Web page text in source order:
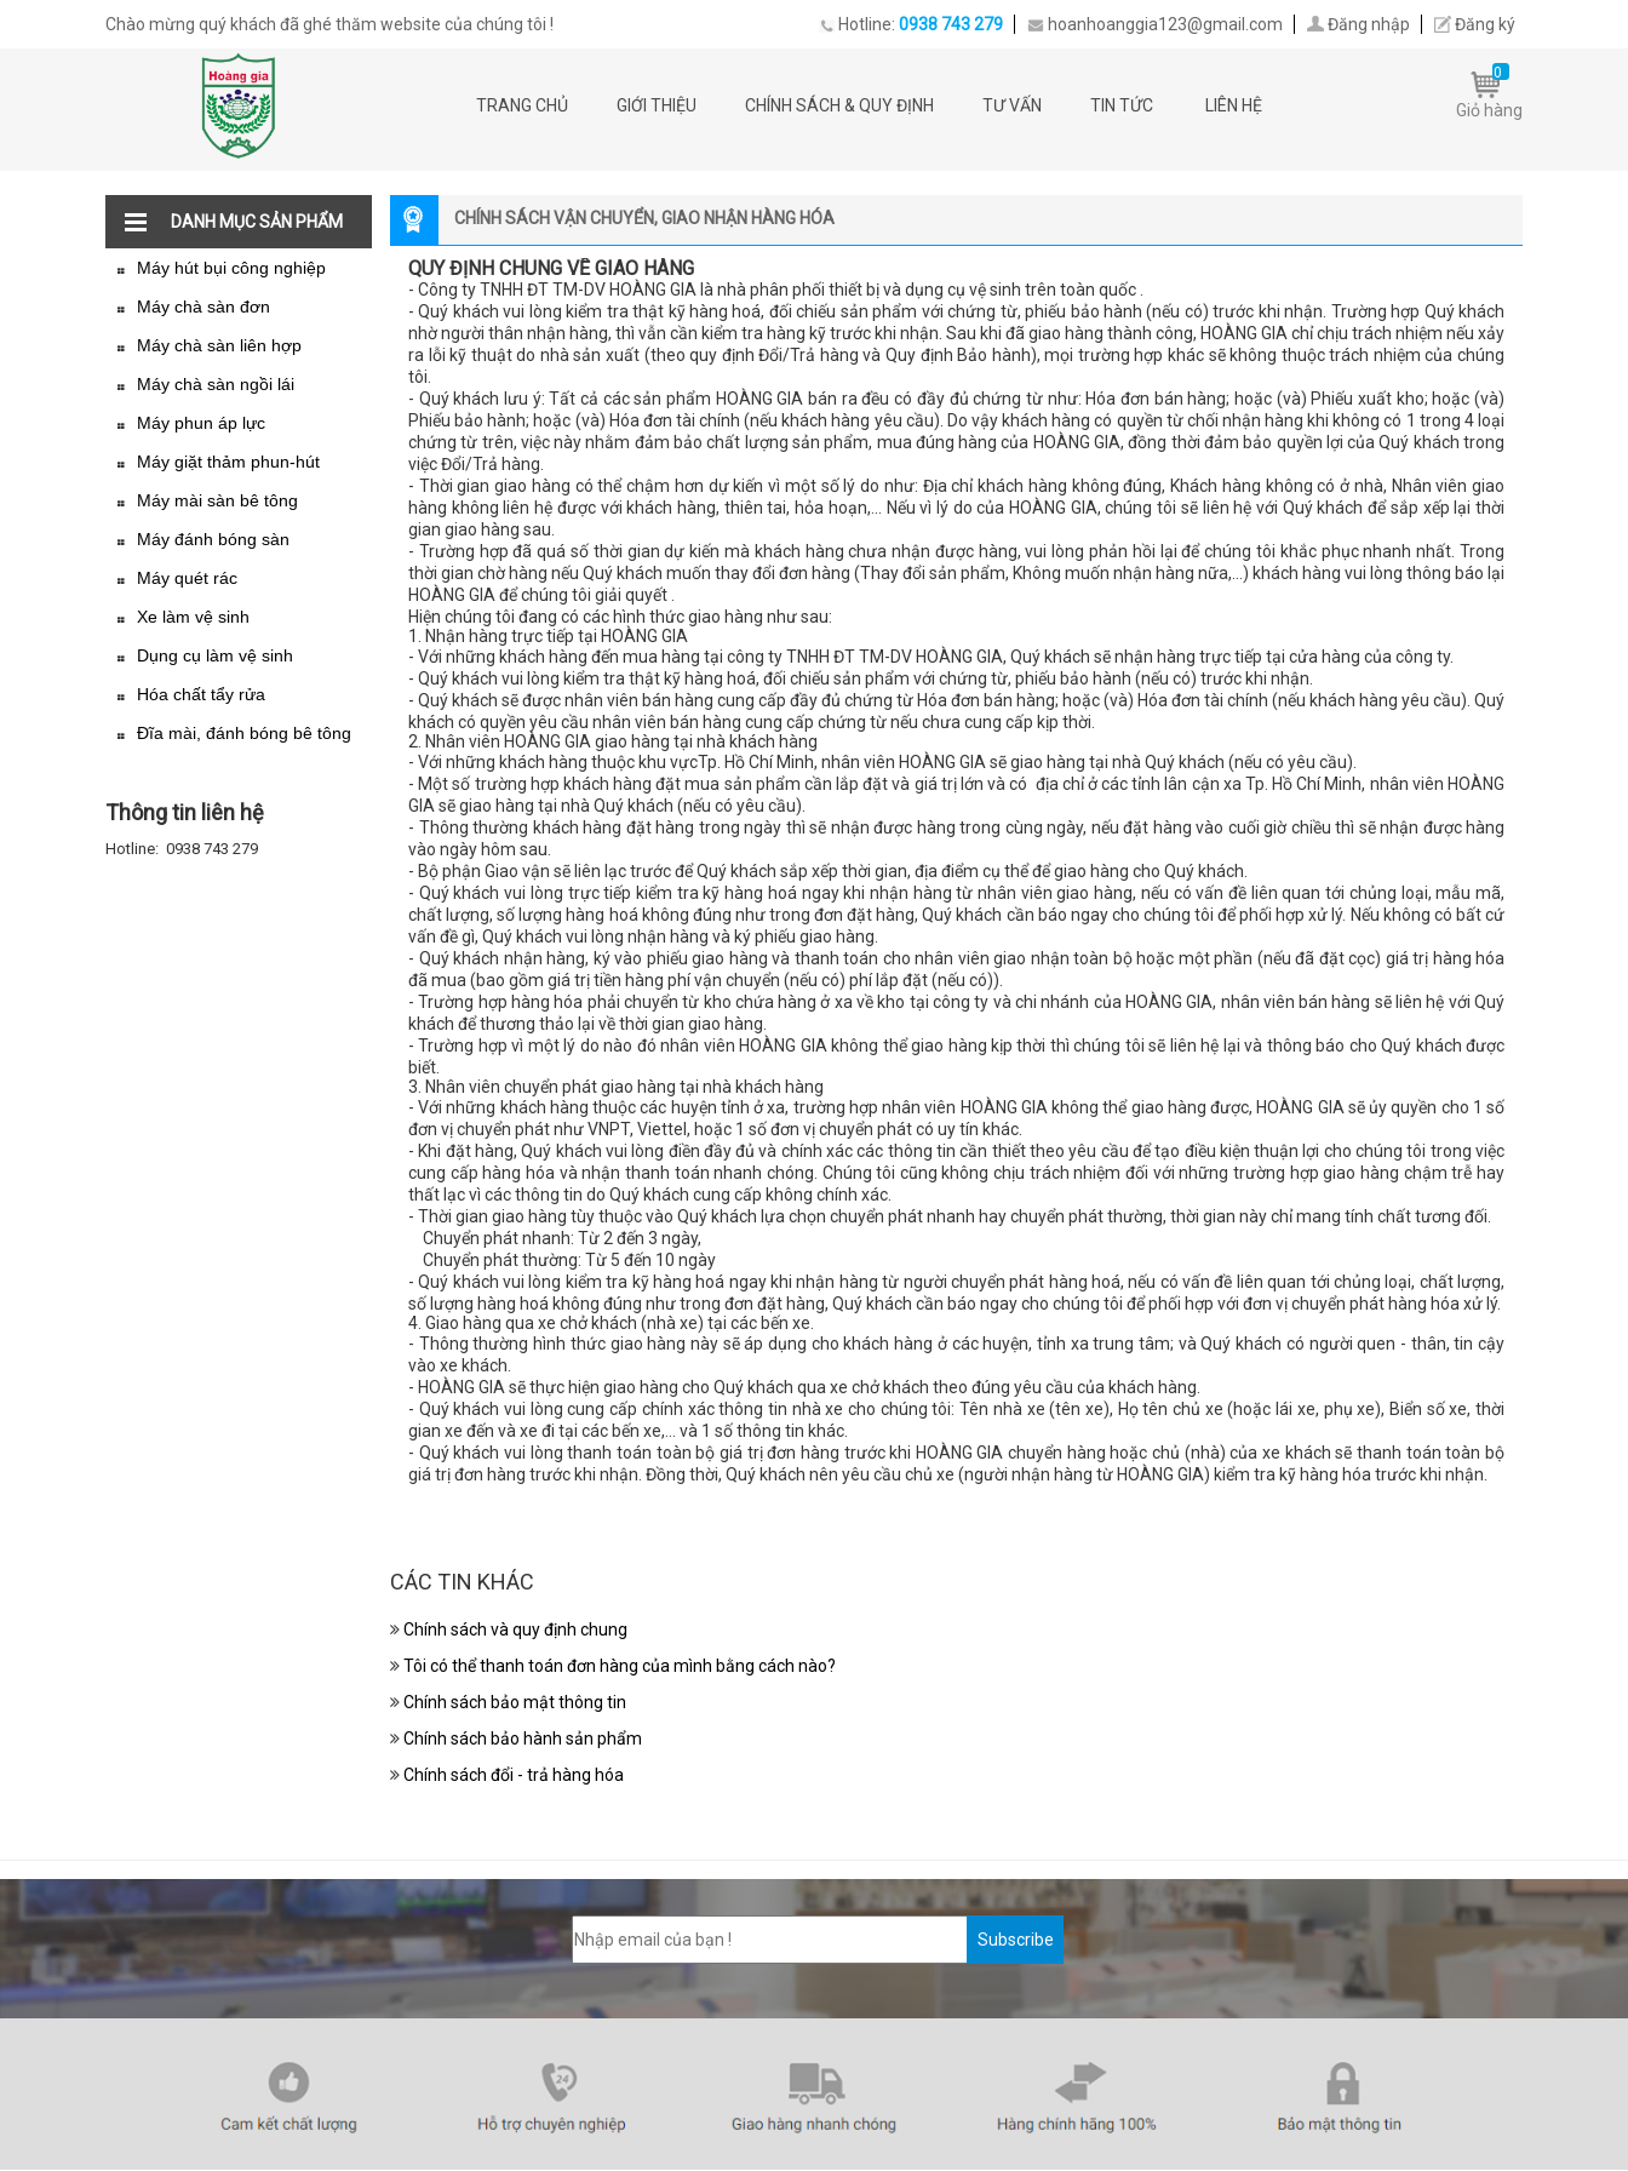
Chào mừng quý khách đã ghé thăm website của chúng tôi ! Hotline: 0938 743 279 hoanhoanggia123@gmail.com Đăng nhập Đăng ký
TRANG CHỦ GIỚI THIỆU CHÍNH SÁCH & QUY ĐỊNH TƯ VẤN TIN TỨC LIÊN HỆ
0
Giỏ hàng
DANH MỤC SẢN PHẨM
Máy hút bụi công nghiệp
Máy chà sàn đơn
Máy chà sàn liên hợp
Máy chà sàn ngồi lái
Máy phun áp lực
Máy giặt thảm phun-hút
Máy mài sàn bê tông
Máy đánh bóng sàn
Máy quét rác
Xe làm vệ sinh
Dụng cụ làm vệ sinh
Hóa chất tẩy rửa
Đĩa mài, đánh bóng bê tông
Thông tin liên hệ
Hotline: 0938 743 279
CHÍNH SÁCH VẬN CHUYỂN, GIAO NHẬN HÀNG HÓA
QUY ĐỊNH CHUNG VỀ GIAO HÀNG
- Công ty TNHH ĐT TM-DV HOÀNG GIA là nhà phân phối thiết bị và dụng cụ vệ sinh trên toàn quốc .
- Quý khách vui lòng kiểm tra thật kỹ hàng hoá, đối chiếu sản phẩm với chứng từ, phiếu bảo hành (nếu có) trước khi nhận. Trường hợp Quý khách
nhờ người thân nhận hàng, thì vẫn cần kiểm tra hàng kỹ trước khi nhận. Sau khi đã giao hàng thành công, HOÀNG GIA chỉ chịu trách nhiệm nếu xảy
ra lỗi kỹ thuật do nhà sản xuất (theo quy định Đổi/Trả hàng và Quy định Bảo hành), mọi trường hợp khác sẽ không thuộc trách nhiệm của chúng
tôi.
- Quý khách lưu ý: Tất cả các sản phẩm HOÀNG GIA bán ra đều có đầy đủ chứng từ như: Hóa đơn bán hàng; hoặc (và) Phiếu xuất kho; hoặc (và)
Phiếu bảo hành; hoặc (và) Hóa đơn tài chính (nếu khách hàng yêu cầu). Do vậy khách hàng có quyền từ chối nhận hàng khi không có 1 trong 4 loại
chứng từ trên, việc này nhằm đảm bảo chất lượng sản phẩm, mua đúng hàng của HOÀNG GIA, đồng thời đảm bảo quyền lợi của Quý khách trong
việc Đổi/Trả hàng.
- Thời gian giao hàng có thể chậm hơn dự kiến vì một số lý do như: Địa chỉ khách hàng không đúng, Khách hàng không có ở nhà, Nhân viên giao
hàng không liên hệ được với khách hàng, thiên tai, hỏa hoạn,... Nếu vì lý do của HOÀNG GIA, chúng tôi sẽ liên hệ với Quý khách để sắp xếp lại thời
gian giao hàng sau.
- Trường hợp đã quá số thời gian dự kiến mà khách hàng chưa nhận được hàng, vui lòng phản hồi lại để chúng tôi khắc phục nhanh nhất. Trong
thời gian chờ hàng nếu Quý khách muốn thay đổi đơn hàng (Thay đổi sản phẩm, Không muốn nhận hàng nữa,...) khách hàng vui lòng thông báo lại
HOÀNG GIA để chúng tôi giải quyết .
Hiện chúng tôi đang có các hình thức giao hàng như sau:
1. Nhận hàng trực tiếp tại HOÀNG GIA
- Với những khách hàng đến mua hàng tại công ty TNHH ĐT TM-DV HOÀNG GIA, Quý khách sẽ nhận hàng trực tiếp tại cửa hàng của công ty.
- Quý khách vui lòng kiểm tra thật kỹ hàng hoá, đối chiếu sản phẩm với chứng từ, phiếu bảo hành (nếu có) trước khi nhận.
- Quý khách sẽ được nhân viên bán hàng cung cấp đầy đủ chứng từ Hóa đơn bán hàng; hoặc (và) Hóa đơn tài chính (nếu khách hàng yêu cầu). Quý
khách có quyền yêu cầu nhân viên bán hàng cung cấp chứng từ nếu chưa cung cấp kịp thời.
2. Nhân viên HOÀNG GIA giao hàng tại nhà khách hàng
- Với những khách hàng thuộc khu vựcTp. Hồ Chí Minh, nhân viên HOÀNG GIA sẽ giao hàng tại nhà Quý khách (nếu có yêu cầu).
- Một số trường hợp khách hàng đặt mua sản phẩm cần lắp đặt và giá trị lớn và có địa chỉ ở các tỉnh lân cận xa Tp. Hồ Chí Minh, nhân viên HOÀNG
GIA sẽ giao hàng tại nhà Quý khách (nếu có yêu cầu).
- Thông thường khách hàng đặt hàng trong ngày thì sẽ nhận được hàng trong cùng ngày, nếu đặt hàng vào cuối giờ chiều thì sẽ nhận được hàng
vào ngày hôm sau.
- Bộ phận Giao vận sẽ liên lạc trước để Quý khách sắp xếp thời gian, địa điểm cụ thể để giao hàng cho Quý khách.
- Quý khách vui lòng trực tiếp kiểm tra kỹ hàng hoá ngay khi nhận hàng từ nhân viên giao hàng, nếu có vấn đề liên quan tới chủng loại, mẫu mã,
chất lượng, số lượng hàng hoá không đúng như trong đơn đặt hàng, Quý khách cần báo ngay cho chúng tôi để phối hợp xử lý. Nếu không có bất cứ
vấn đề gì, Quý khách vui lòng nhận hàng và ký phiếu giao hàng.
- Quý khách nhận hàng, ký vào phiếu giao hàng và thanh toán cho nhân viên giao nhận toàn bộ hoặc một phần (nếu đã đặt cọc) giá trị hàng hóa
đã mua (bao gồm giá trị tiền hàng phí vận chuyển (nếu có) phí lắp đặt (nếu có)).
- Trường hợp hàng hóa phải chuyển từ kho chứa hàng ở xa về kho tại công ty và chi nhánh của HOÀNG GIA, nhân viên bán hàng sẽ liên hệ với Quý
khách để thương thảo lại về thời gian giao hàng.
- Trường hợp vì một lý do nào đó nhân viên HOÀNG GIA không thể giao hàng kịp thời thì chúng tôi sẽ liên hệ lại và thông báo cho Quý khách được
biết.
3. Nhân viên chuyển phát giao hàng tại nhà khách hàng
- Với những khách hàng thuộc các huyện tỉnh ở xa, trường hợp nhân viên HOÀNG GIA không thể giao hàng được, HOÀNG GIA sẽ ủy quyền cho 1 số
đơn vị chuyển phát như VNPT, Viettel, hoặc 1 số đơn vị chuyển phát có uy tín khác.
- Khi đặt hàng, Quý khách vui lòng điền đầy đủ và chính xác các thông tin cần thiết theo yêu cầu để tạo điều kiện thuận lợi cho chúng tôi trong việc
cung cấp hàng hóa và nhận thanh toán nhanh chóng. Chúng tôi cũng không chịu trách nhiệm đối với những trường hợp giao hàng chậm trễ hay
thất lạc vì các thông tin do Quý khách cung cấp không chính xác.
- Thời gian giao hàng tùy thuộc vào Quý khách lựa chọn chuyển phát nhanh hay chuyển phát thường, thời gian này chỉ mang tính chất tương đối.
Chuyển phát nhanh: Từ 2 đến 3 ngày,
Chuyển phát thường: Từ 5 đến 10 ngày
- Quý khách vui lòng kiểm tra kỹ hàng hoá ngay khi nhận hàng từ người chuyển phát hàng hoá, nếu có vấn đề liên quan tới chủng loại, chất lượng,
số lượng hàng hoá không đúng như trong đơn đặt hàng, Quý khách cần báo ngay cho chúng tôi để phối hợp với đơn vị chuyển phát hàng hóa xử lý.
4. Giao hàng qua xe chở khách (nhà xe) tại các bến xe.
- Thông thường hình thức giao hàng này sẽ áp dụng cho khách hàng ở các huyện, tỉnh xa trung tâm; và Quý khách có người quen - thân, tin cậy
vào xe khách.
- HOÀNG GIA sẽ thực hiện giao hàng cho Quý khách qua xe chở khách theo đúng yêu cầu của khách hàng.
- Quý khách vui lòng cung cấp chính xác thông tin nhà xe cho chúng tôi: Tên nhà xe (tên xe), Họ tên chủ xe (hoặc lái xe, phụ xe), Biển số xe, thời
gian xe đến và xe đi tại các bến xe,... và 1 số thông tin khác.
- Quý khách vui lòng thanh toán toàn bộ giá trị đơn hàng trước khi HOÀNG GIA chuyển hàng hoặc chủ (nhà) của xe khách sẽ thanh toán toàn bộ
giá trị đơn hàng trước khi nhận. Đồng thời, Quý khách nên yêu cầu chủ xe (người nhận hàng từ HOÀNG GIA) kiểm tra kỹ hàng hóa trước khi nhận.
CÁC TIN KHÁC
Chính sách và quy định chung
Tôi có thể thanh toán đơn hàng của mình bằng cách nào?
Chính sách bảo mật thông tin
Chính sách bảo hành sản phẩm
Chính sách đổi - trả hàng hóa
Subscribe